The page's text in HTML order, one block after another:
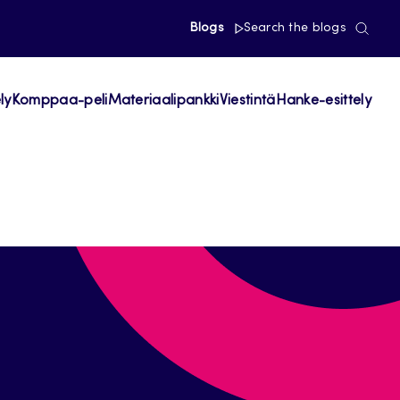
Blogs Search the blogs
Komppaa-peliMateriaalipankkiViestintä Hanke-esittely